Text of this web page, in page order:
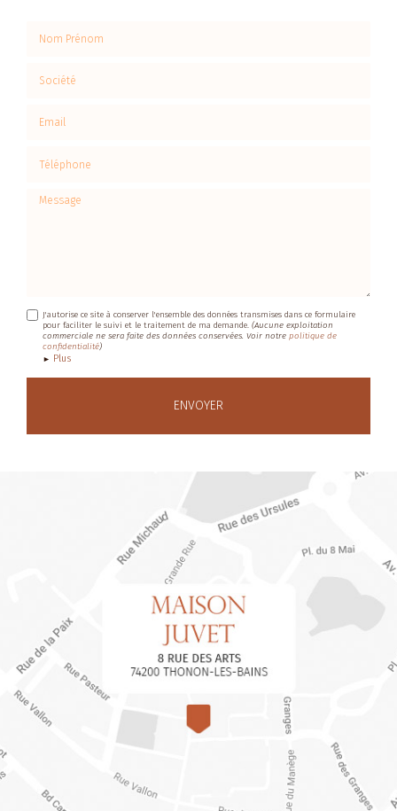
Message
J'autorise ce site à conserver l'ensemble des données transmises dans ce formulaire
pour faciliter le suivi et le traitement de ma demande.(Aucune exploitation
commerciale ne sera faite des données conservées. Voir notrepolitique de
confidentialité)
Plus